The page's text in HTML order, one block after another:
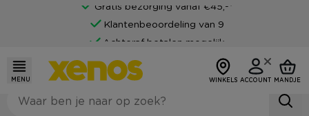
Gratis bezorging vanaf €45,-*
Klantenbeoordeling van 9
Achteraf betalen mogelijk
MENU WINKELS ACCOUNT MANDJE